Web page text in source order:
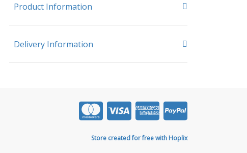
Product Information
Delivery Information
Store created for free with Hoplix